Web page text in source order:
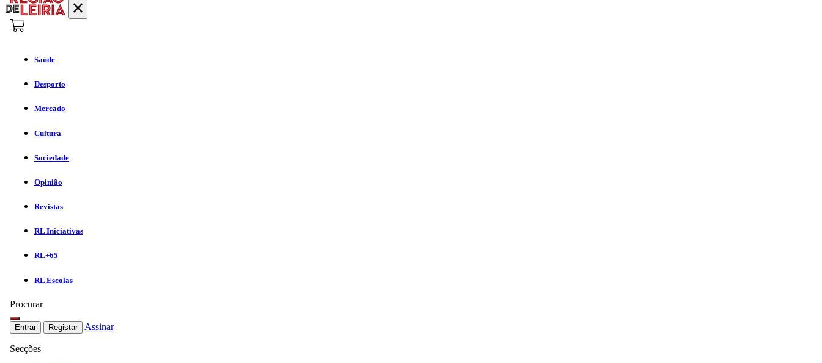
Saúde
Desporto
Mercado
Cultura
Sociedade
Opinião
Revistas
RL Iniciativas
RL+65
RL Escolas
Procurar
Entrar Registar Assinar
Secções